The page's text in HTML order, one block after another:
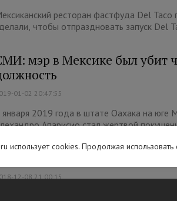
ресторан фастфуда Del
чтобы отпраздновать запуск Del
мэр в Мексике был убит
01-02 20:47:55
января 2019 года в штате Оахака на юге
Апарисио стал жертвой
12-08 21:00:15
использует cookies. Продолжая